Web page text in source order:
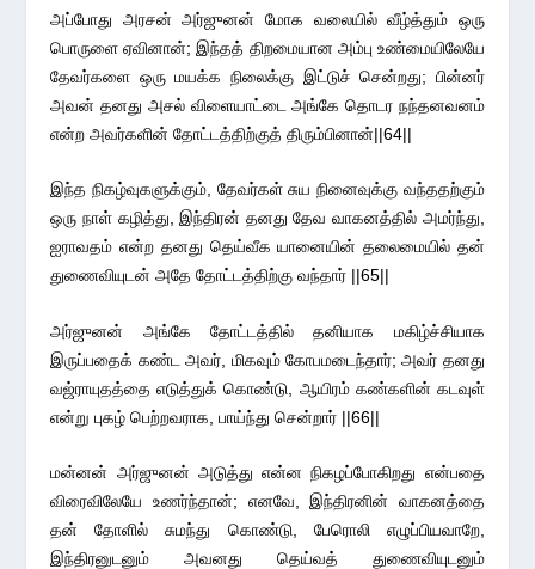
அப்போது அரசன் அர்ஜுனன் மோக வலையில் வீழ்த்தும் ஒரு
பொருளை ஏவினான்; இந்தத் திறமையான அம்பு உண்மையிலேயே
தேவர்களை ஒரு மயக்க நிலைக்கு இட்டுச் சென்றது; பின்னர்
அவன் தனது அசல் விளையாட்டை அங்கே தொடர நந்தனவனம்
என்ற அவர்களின் தோட்டத்திற்குத் திரும்பினான்||64||
இந்த நிகழ்வுகளுக்கும், தேவர்கள் சுய நினைவுக்கு வந்ததற்கும்
ஒரு நாள் கழித்து, இந்திரன் தனது தேவ வாகனத்தில் அமர்ந்து,
ஐராவதம் என்ற தனது தெய்வீக யானையின் தலைமையில் தன்
துணைவியுடன் அதே தோட்டத்திற்கு வந்தார் ||65||
அர்ஜுனன் அங்கே தோட்டத்தில் தனியாக மகிழ்ச்சியாக
இருப்பதைக் கண்ட அவர், மிகவும் கோபமடைந்தார்; அவர் தனது
வஜ்ராயுதத்தை எடுத்துக் கொண்டு, ஆயிரம் கண்களின் கடவுள்
என்று புகழ் பெற்றவராக, பாய்ந்து சென்றார் ||66||
மன்னன் அர்ஜுனன் அடுத்து என்ன நிகழப்போகிறது என்பதை
விரைவிலேயே உணர்ந்தான்; எனவே, இந்திரனின் வாகனத்தை
தன் தோளில் சுமந்து கொண்டு, பேரொலி எழுப்பியவாறே,
இந்திரனுடனும் அவனது தெய்வத் துணைவியுடனும்